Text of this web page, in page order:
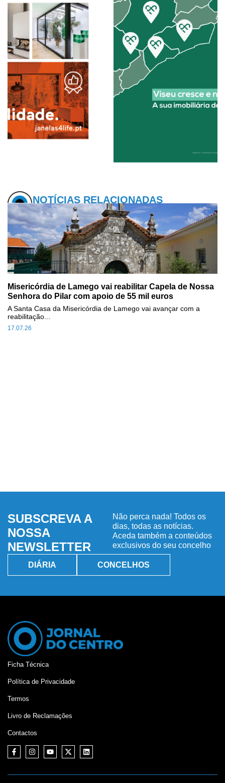
NOTÍCIAS RELACIONADAS
Misericórdia de Lamego vai reabilitar Capela de Nossa
Senhora do Pilar com apoio de 55 mil euros
17.07.26
A Santa Casa da Misericórdia de Lamego vai avançar com a
reabilitação...
SUBSCREVA A
NOSSA
NEWSLETTER
Não perca nada! Todos os
dias, todas as notícias.
Aceda também a conteúdos
exclusivos do seu concelho
DIÁRIA CONCELHOS
Ficha Técnica
Política de Privacidade
Termos
Livro de Reclamações
Contactos